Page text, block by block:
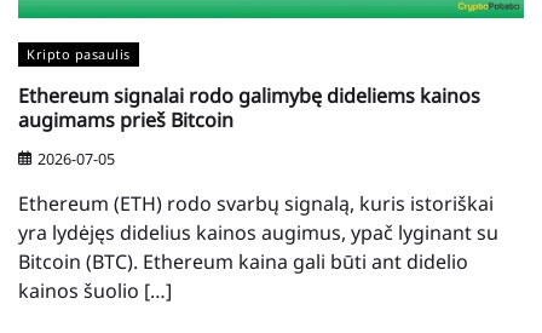
Kripto pasaulis
Ethereum signalai rodo galimybę dideliems kainos
augimams prieš Bitcoin
2026-07-05
Ethereum (ETH) rodo svarbų signalą, kuris istoriškai
yra lydėjęs didelius kainos augimus, ypač lyginant su
Bitcoin (BTC). Ethereum kaina gali būti ant didelio
kainos šuolio […]